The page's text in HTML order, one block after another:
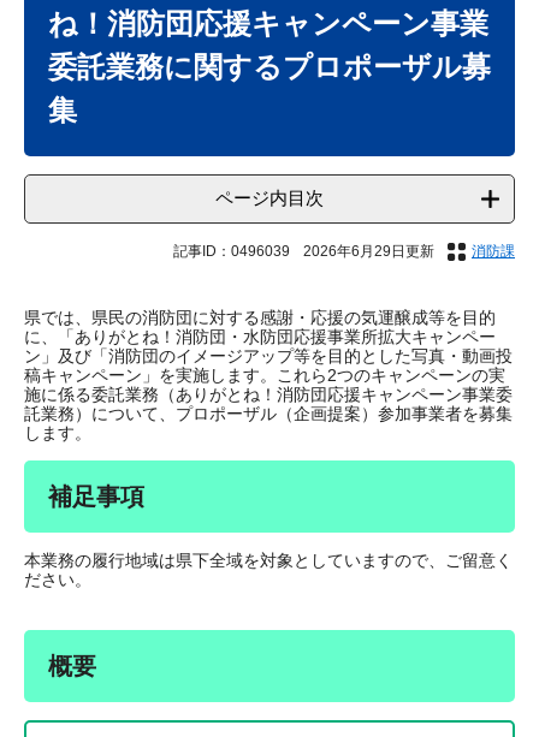
ね！消防団応援キャンペーン事業
委託業務に関するプロポーザル募
集
ページ内目次
記事ID：0496039 2026年6月29日更新 消防課
県では、県民の消防団に対する感謝・応援の気運醸成等を目的
に、「ありがとね！消防団・水防団応援事業所拡大キャンペー
ン」及び「消防団のイメージアップ等を目的とした写真・動画投
稿キャンペーン」を実施します。これら2つのキャンペーンの実
施に係る委託業務（ありがとね！消防団応援キャンペーン事業委
託業務）について、プロポーザル（企画提案）参加事業者を募集
します。
補足事項
本業務の履行地域は県下全域を対象としていますので、ご留意く
ださい。
概要